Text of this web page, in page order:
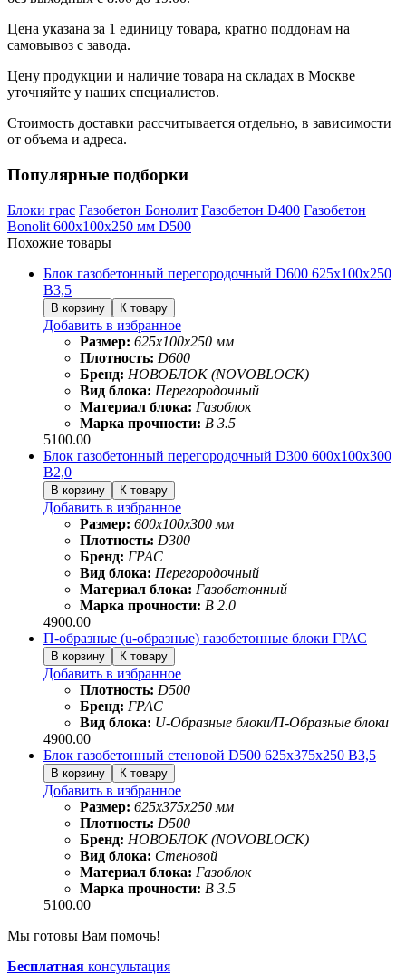
Цена указана за 1 единицу товара, кратно поддонам на
самовывоз с завода.
Цену продукции и наличие товара на складах в Москве
уточняйте у наших специалистов.
Стоимость доставки рассчитывается отдельно, в зависимости
от объема и адреса.
Популярные подборки
Блоки грас Газобетон Бонолит Газобетон D400 Газобетон
Bonolit 600х100х250 мм D500
Похожие товары
Блок газобетонный перегородочный D600 625х100х250
B3,5
Добавить в избранное
Размер: 625х100х250 мм
Плотность: D600
Бренд: НОВОБЛОК (NOVOBLOCK)
Вид блока: Перегородочный
Материал блока: Газоблок
Марка прочности: B 3.5
5100.00
Блок газобетонный перегородочный D300 600х100х300
B2,0
Добавить в избранное
Размер: 600х100х300 мм
Плотность: D300
Бренд: ГРАС
Вид блока: Перегородочный
Материал блока: Газобетонный
Марка прочности: B 2.0
4900.00
П-образные (u-образные) газобетонные блоки ГРАС
Добавить в избранное
Плотность: D500
Бренд: ГРАС
Вид блока: U-Образные блоки/П-Образные блоки
4900.00
Блок газобетонный стеновой D500 625х375х250 B3,5
Добавить в избранное
Размер: 625х375х250 мм
Плотность: D500
Бренд: НОВОБЛОК (NOVOBLOCK)
Вид блока: Стеновой
Материал блока: Газоблок
Марка прочности: B 3.5
5100.00
Мы готовы Вам помочь!
Бесплатная консультация